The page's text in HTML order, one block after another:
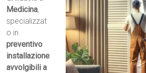
Medicina,
specializzat
o in
preventivo
installazione
avvolgibili a